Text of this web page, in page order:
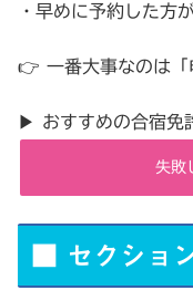
・早めに予約した方
👉 一番大事なのは「
▶ おすすめの合宿免
失敗
■ セクショ